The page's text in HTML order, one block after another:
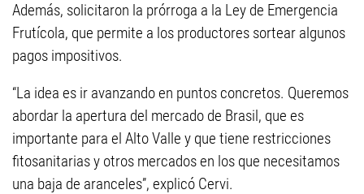
Además, solicitaron la prórroga a la Ley de Emergencia
Frutícola, que permite a los productores sortear algunos
pagos impositivos.
“La idea es ir avanzando en puntos concretos. Queremos
abordar la apertura del mercado de Brasil, que es
importante para el Alto Valle y que tiene restricciones
fitosanitarias y otros mercados en los que necesitamos
una baja de aranceles”, explicó Cervi.